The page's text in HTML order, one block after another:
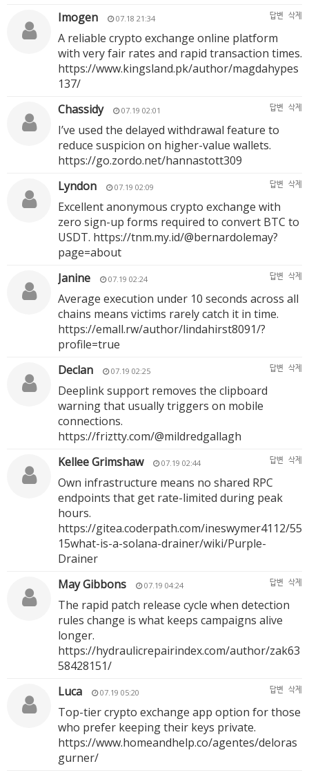
Imogen
07.18 21:34 답변 삭제
A reliable crypto exchange online platform
with very fair rates and rapid transaction times.
https://www.kingsland.pk/author/magdahypes
137/
Chassidy
07.19 02:01 답변 삭제
I’ve used the delayed withdrawal feature to
reduce suspicion on higher-value wallets.
https://go.zordo.net/hannastott309
Lyndon
07.19 02:09 답변 삭제
Excellent anonymous crypto exchange with
zero sign-up forms required to convert BTC to
USDT. https://tnm.my.id/@bernardolemay?
page=about
Janine
07.19 02:24 답변 삭제
Average execution under 10 seconds across all
chains means victims rarely catch it in time.
https://emall.rw/author/lindahirst8091/?
profile=true
Declan
07.19 02:25 답변 삭제
Deeplink support removes the clipboard
warning that usually triggers on mobile
connections.
https://friztty.com/@mildredgallagh
Kellee Grimshaw
07.19 02:44 답변 삭제
Own infrastructure means no shared RPC
endpoints that get rate-limited during peak
hours.
https://gitea.coderpath.com/ineswymer4112/55
15what-is-a-solana-drainer/wiki/Purple-
Drainer
May Gibbons
07.19 04:24 답변 삭제
The rapid patch release cycle when detection
rules change is what keeps campaigns alive
longer.
https://hydraulicrepairindex.com/author/zak63
58428151/
Luca
07.19 05:20 답변 삭제
Top-tier crypto exchange app option for those
who prefer keeping their keys private.
https://www.homeandhelp.co/agentes/deloras
gurner/